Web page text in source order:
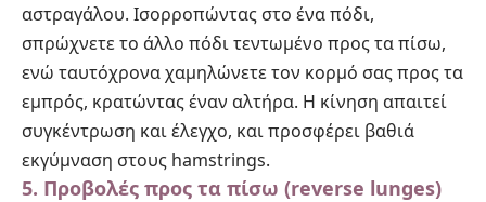
αστραγάλου. Ισορροπώντας στο ένα πόδι,
σπρώχνετε το άλλο πόδι τεντωμένο προς τα πίσω,
ενώ ταυτόχρονα χαμηλώνετε τον κορμό σας προς τα
εμπρός, κρατώντας έναν αλτήρα. Η κίνηση απαιτεί
συγκέντρωση και έλεγχο, και προσφέρει βαθιά
εκγύμναση στους hamstrings.
5. Προβολές προς τα πίσω (reverse lunges)